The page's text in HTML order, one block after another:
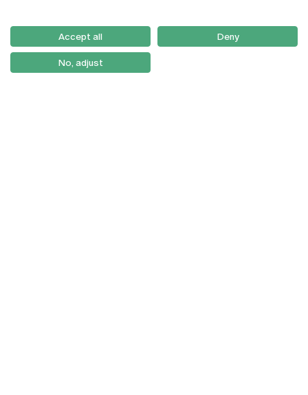
Como Chegar
Newsletter
Accept all Deny
No, adjust